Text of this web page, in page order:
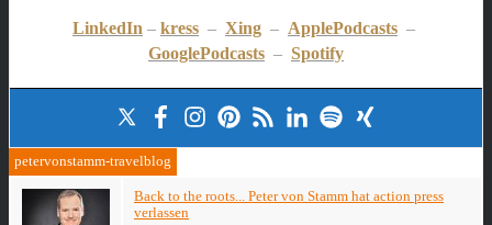
LinkedIn – kress – Xing – ApplePodcasts –
GooglePodcasts – Spotify
petervonstamm-travelblog
Back to the roots... Peter von Stamm hat action press
verlassen